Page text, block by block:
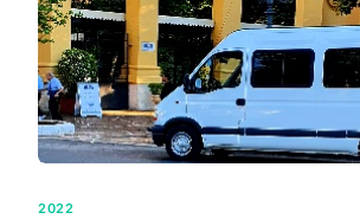
2022